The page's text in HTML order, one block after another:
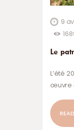
9
Le
L’été
œuvre